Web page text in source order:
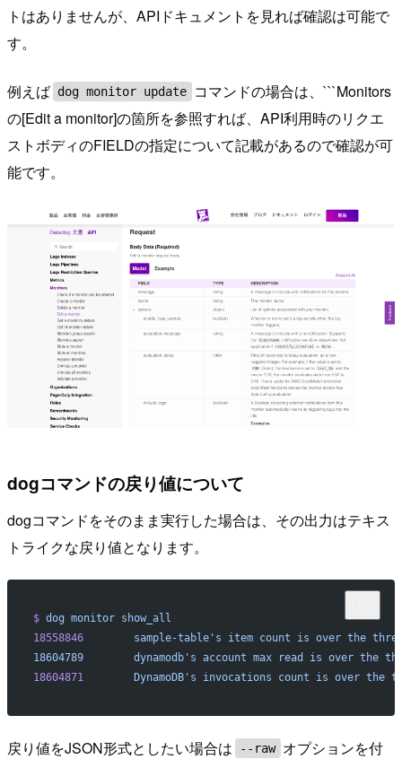
トはありませんが、APIドキュメントを見れば確認は可能で
す。
例えば dog monitor update
コマンドの場合は、```Monitors
の[Edit a monitor]の箇所を参照すれば、API利用時のリクエ
ストボディのFIELDの指定について記載があるので確認が可
能です。
dogコマンドの戻り値について
dogコマンドをそのまま実行した場合は、その出力はテキス
トライクな戻り値となります。
$ dog monitor show_all
18558846
sample-table's item count is over the
18604789        dynamodb's account max read is over the
18604871
DynamoDB's invocations count is over the
戻り値をJSON形式としたい場合は --raw オプションを付